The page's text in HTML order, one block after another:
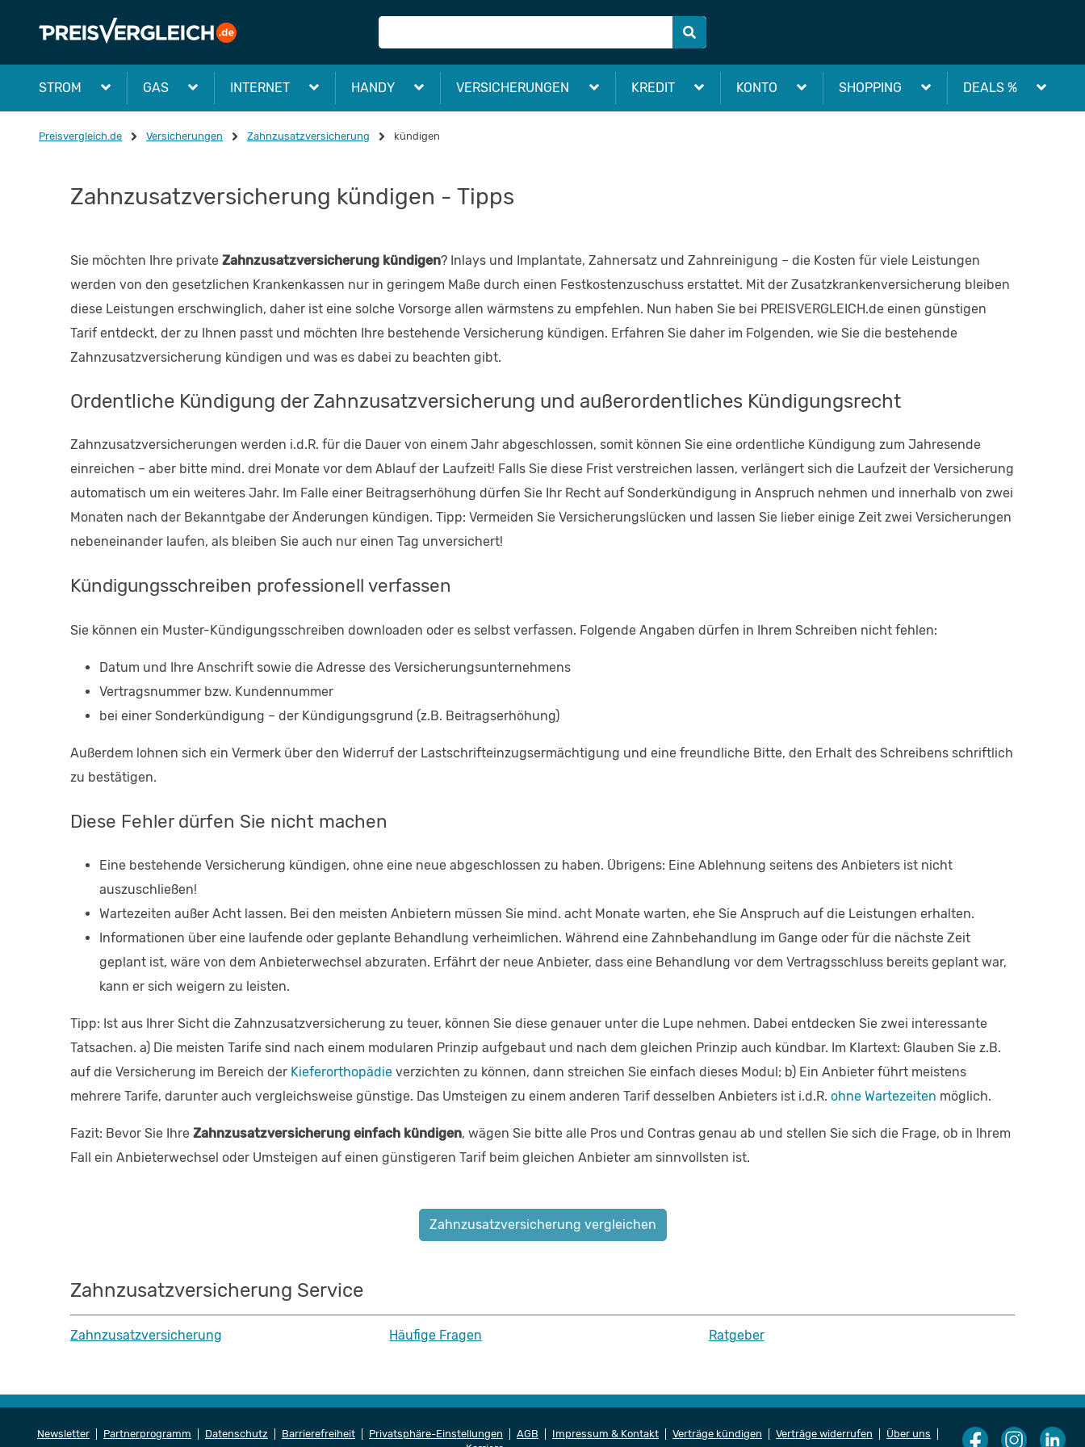
STROM GAS INTERNET HANDY VERSICHERUNGEN KREDIT KONTO SHOPPING DEALS %
Preisvergleich.de Versicherungen Zahnzusatzversicherung kündigen
Zahnzusatzversicherung kündigen - Tipps
Sie möchten Ihre private Zahnzusatzversicherung kündigen? Inlays und Implantate, Zahnersatz und Zahnreinigung – die Kosten für viele Leistungen
werden von den gesetzlichen Krankenkassen nur in geringem Maße durch einen Festkostenzuschuss erstattet. Mit der Zusatzkrankenversicherung bleiben
diese Leistungen erschwinglich, daher ist eine solche Vorsorge allen wärmstens zu empfehlen. Nun haben Sie bei PREISVERGLEICH.de einen günstigen
Tarif entdeckt, der zu Ihnen passt und möchten Ihre bestehende Versicherung kündigen. Erfahren Sie daher im Folgenden, wie Sie die bestehende
Zahnzusatzversicherung kündigen und was es dabei zu beachten gibt.
Ordentliche Kündigung der Zahnzusatzversicherung und außerordentliches Kündigungsrecht
Zahnzusatzversicherungen werden i.d.R. für die Dauer von einem Jahr abgeschlossen, somit können Sie eine ordentliche Kündigung zum Jahresende
einreichen – aber bitte mind. drei Monate vor dem Ablauf der Laufzeit! Falls Sie diese Frist verstreichen lassen, verlängert sich die Laufzeit der Versicherung
automatisch um ein weiteres Jahr. Im Falle einer Beitragserhöhung dürfen Sie Ihr Recht auf Sonderkündigung in Anspruch nehmen und innerhalb von zwei
Monaten nach der Bekanntgabe der Änderungen kündigen. Tipp: Vermeiden Sie Versicherungslücken und lassen Sie lieber einige Zeit zwei Versicherungen
nebeneinander laufen, als bleiben Sie auch nur einen Tag unversichert!
Kündigungsschreiben professionell verfassen
Sie können ein Muster-Kündigungsschreiben downloaden oder es selbst verfassen. Folgende Angaben dürfen in Ihrem Schreiben nicht fehlen:
Datum und Ihre Anschrift sowie die Adresse des Versicherungsunternehmens
Vertragsnummer bzw. Kundennummer
bei einer Sonderkündigung – der Kündigungsgrund (z.B. Beitragserhöhung)
Außerdem lohnen sich ein Vermerk über den Widerruf der Lastschrifteinzugsermächtigung und eine freundliche Bitte, den Erhalt des Schreibens schriftlich
zu bestätigen.
Diese Fehler dürfen Sie nicht machen
Eine bestehende Versicherung kündigen, ohne eine neue abgeschlossen zu haben. Übrigens: Eine Ablehnung seitens des Anbieters ist nicht
auszuschließen!
Wartezeiten außer Acht lassen. Bei den meisten Anbietern müssen Sie mind. acht Monate warten, ehe Sie Anspruch auf die Leistungen erhalten.
Informationen über eine laufende oder geplante Behandlung verheimlichen. Während eine Zahnbehandlung im Gange oder für die nächste Zeit
geplant ist, wäre von dem Anbieterwechsel abzuraten. Erfährt der neue Anbieter, dass eine Behandlung vor dem Vertragsschluss bereits geplant war,
kann er sich weigern zu leisten.
Tipp: Ist aus Ihrer Sicht die Zahnzusatzversicherung zu teuer, können Sie diese genauer unter die Lupe nehmen. Dabei entdecken Sie zwei interessante
Tatsachen. a) Die meisten Tarife sind nach einem modularen Prinzip aufgebaut und nach dem gleichen Prinzip auch kündbar. Im Klartext: Glauben Sie z.B.
auf die Versicherung im Bereich der Kieferorthopädie verzichten zu können, dann streichen Sie einfach dieses Modul; b) Ein Anbieter führt meistens
mehrere Tarife, darunter auch vergleichsweise günstige. Das Umsteigen zu einem anderen Tarif desselben Anbieters ist i.d.R. ohne Wartezeiten möglich.
Fazit: Bevor Sie Ihre Zahnzusatzversicherung einfach kündigen, wägen Sie bitte alle Pros und Contras genau ab und stellen Sie sich die Frage, ob in Ihrem
Fall ein Anbieterwechsel oder Umsteigen auf einen günstigeren Tarif beim gleichen Anbieter am sinnvollsten ist.
Zahnzusatzversicherung vergleichen
Zahnzusatzversicherung Service
Zahnzusatzversicherung Häufige Fragen Ratgeber
Newsletter Partnerprogramm Datenschutz Barrierefreiheit Privatsphäre-Einstellungen AGB Impressum & Kontakt Verträge kündigen Verträge widerrufen
Über uns